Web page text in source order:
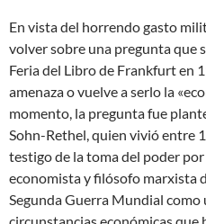
En vista del horrendo gasto
volver sobre una pregunta que
Feria del Libro de Frankfurt en
amenaza o vuelve a serlo la
momento, la pregunta fue
Sohn-Rethel, quien vivió entre
testigo de la toma del poder
economista y filósofo marxista
Segunda Guerra Mundial como